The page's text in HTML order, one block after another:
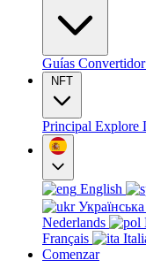
Guías Convertidor
NFT
Principal Explore
English
Українська
Nederlands
Français
Comenzar